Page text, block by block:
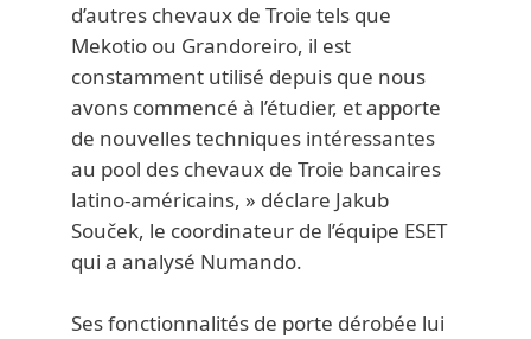
d’autres chevaux de Troie tels que
Mekotio ou Grandoreiro, il est
constamment utilisé depuis que nous
avons commencé à l’étudier, et apporte
de nouvelles techniques intéressantes
au pool des chevaux de Troie bancaires
latino-américains, » déclare Jakub
Souček, le coordinateur de l’équipe ESET
qui a analysé Numando.
Ses fonctionnalités de porte dérobée lui